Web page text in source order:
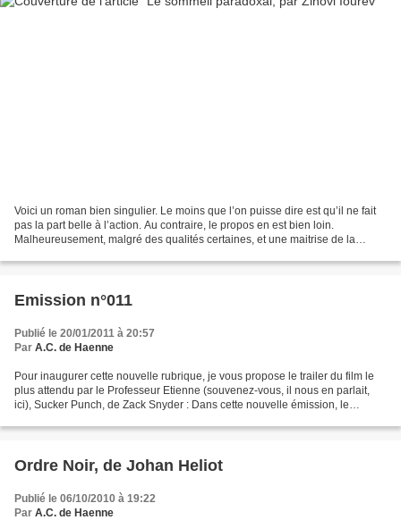
Voici un roman bien singulier. Le moins que l’on puisse dire est qu’il ne fait
pas la part belle à l’action. Au contraire, le propos en est bien loin.
Malheureusement, malgré des qualités certaines, et une maitrise de la
Emission n°011
Publié le 20/01/2011 à 20:57
Par A.C. de Haenne
Pour inaugurer cette nouvelle rubrique, je vous propose le trailer du film le
plus attendu par le Professeur Etienne (souvenez-vous, il nous en parlait,
ici), Sucker Punch, de Zack Snyder : Dans cette nouvelle émission, le
Ordre Noir, de Johan Heliot
Publié le 06/10/2010 à 19:22
Par A.C. de Haenne